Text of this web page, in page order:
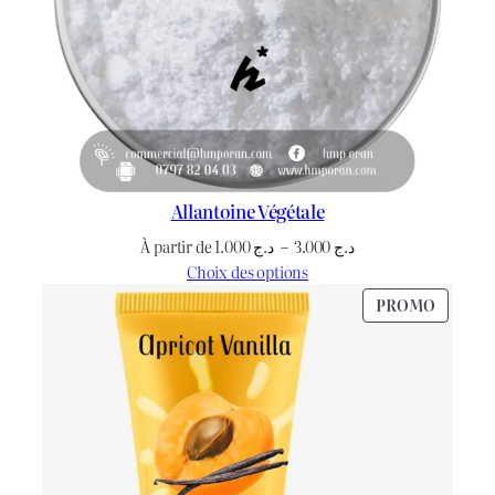
0
.
Allantoine Végétale
À partir de د.ج1.000 – د.جPlage
prix :
د.ج 1.000
Choix des options
PROMO
EN